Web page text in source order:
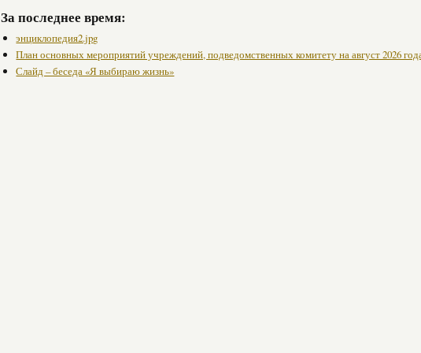
За последнее время:
энциклопедия2.jpg
План основных мероприятий учреждений, подведомственных комитету на август 2026
Слайд – беседа «Я выбираю жизнь»